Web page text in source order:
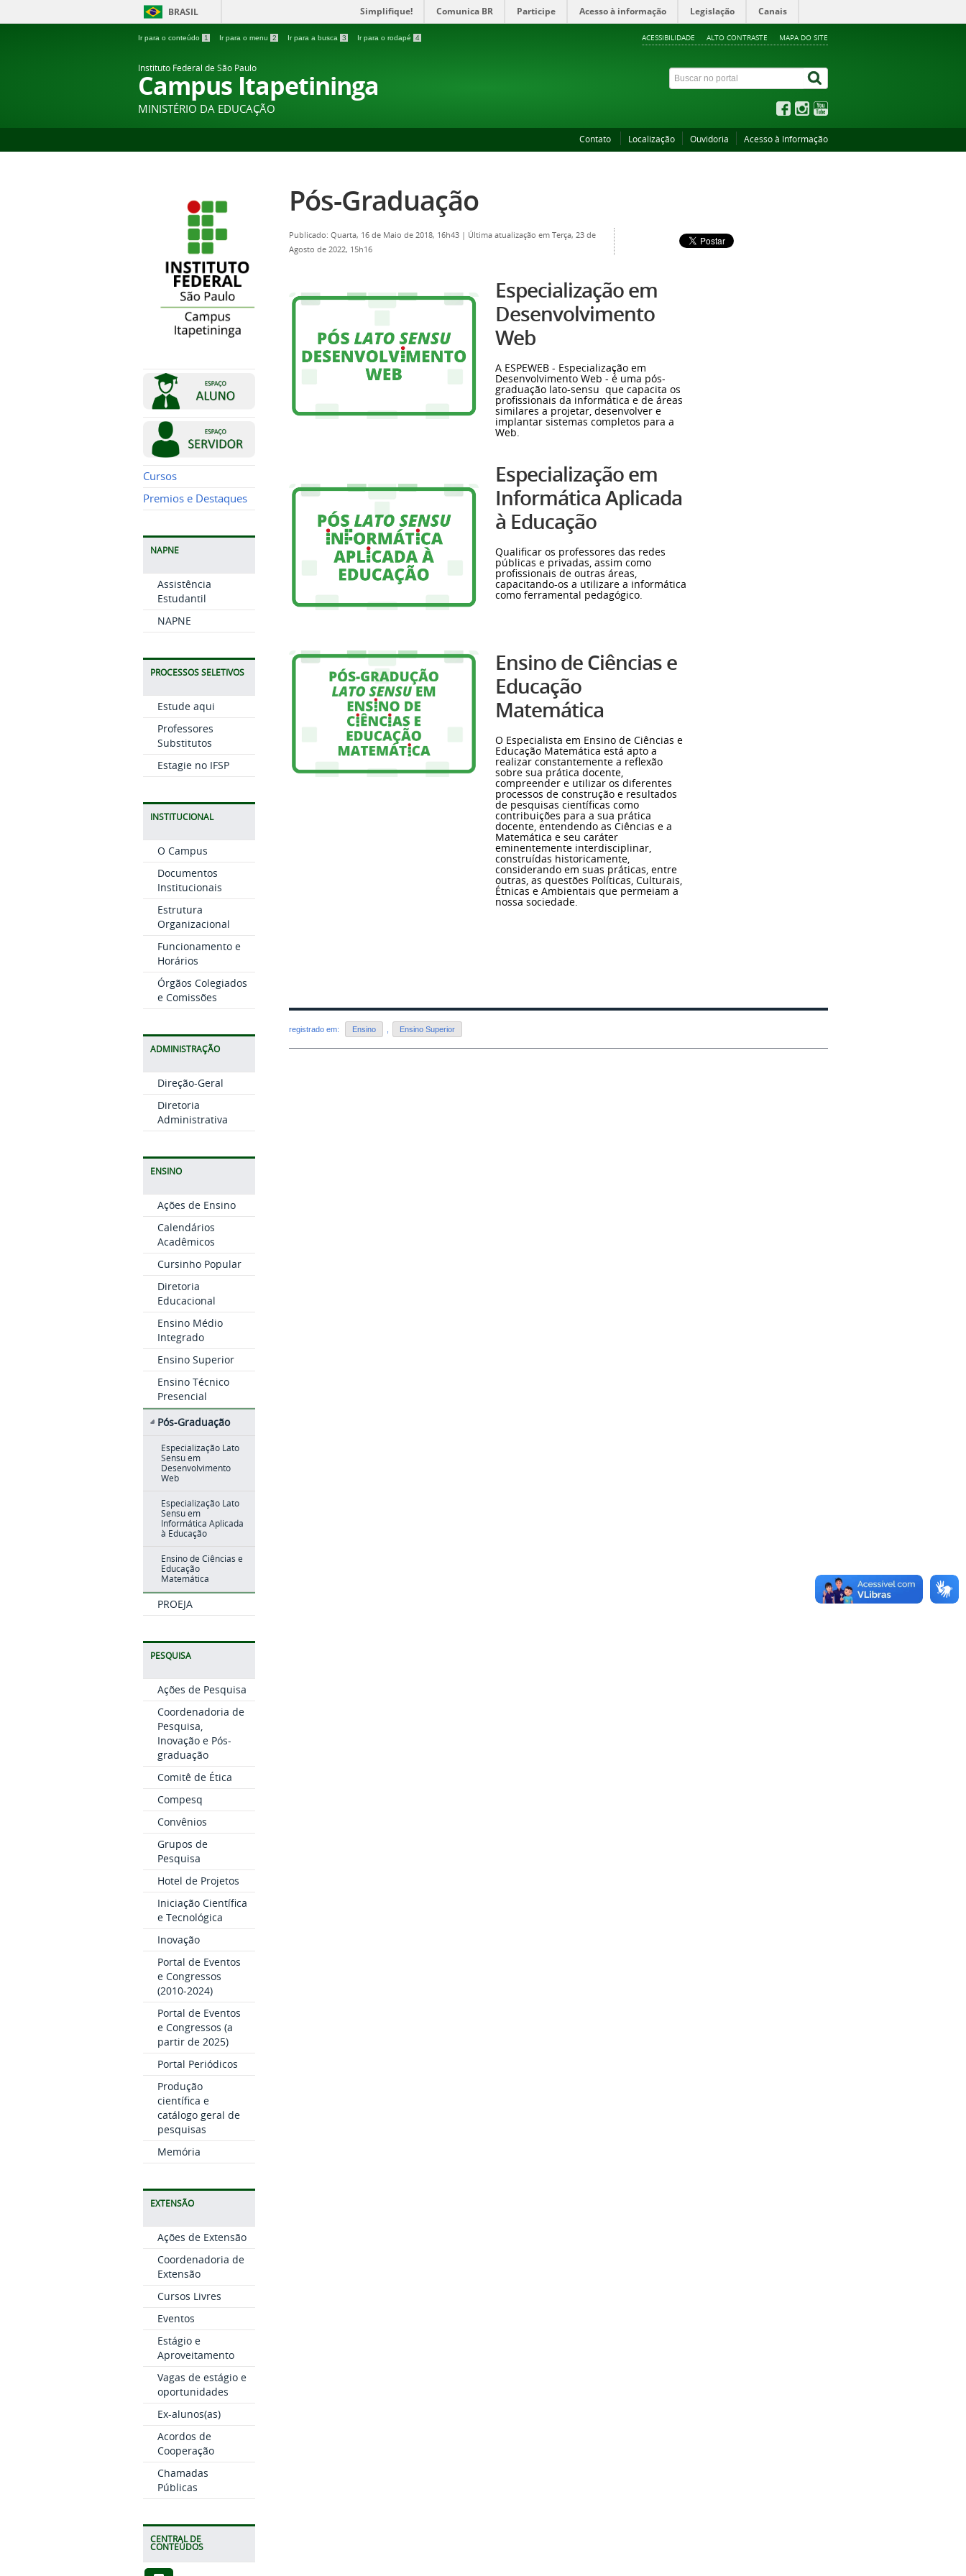
BRASIL Simplifique! Comunica BR Participe Acesso à informação Legislação Canais
Ir para o conteúdo 1 Ir para o menu 2 Ir para a busca 3 Ir para o rodapé 4 ACESSIBILIDADE ALTO CONTRASTE MAPA DO SITE
Instituto Federal de São Paulo
Campus Itapetininga
MINISTÉRIO DA EDUCAÇÃO
Contato Localização Ouvidoria Acesso à Informação
Cursos
Premios e Destaques
NAPNE
Assistência
Estudantil
NAPNE
PROCESSOS SELETIVOS
Estude aqui
Professores
Substitutos
Estagie no IFSP
INSTITUCIONAL
O Campus
Documentos
Institucionais
Estrutura
Organizacional
Funcionamento e
Horários
Órgãos Colegiados
e Comissões
ADMINISTRAÇÃO
Direção-Geral
Diretoria
Administrativa
ENSINO
Ações de Ensino
Calendários
Acadêmicos
Cursinho Popular
Diretoria
Educacional
Ensino Médio
Integrado
Ensino Superior
Ensino Técnico
Presencial
Pós-Graduação
Especialização Lato
Sensu em
Desenvolvimento
Web
Especialização Lato
Sensu em
Informática Aplicada
à Educação
Ensino de Ciências e
Educação
Matemática
PROEJA
PESQUISA
Ações de Pesquisa
Coordenadoria de
Pesquisa,
Inovação e Pós-
graduação
Comitê de Ética
Compesq
Convênios
Grupos de
Pesquisa
Hotel de Projetos
Iniciação Científica
e Tecnológica
Inovação
Portal de Eventos
e Congressos
(2010-2024)
Portal de Eventos
e Congressos (a
partir de 2025)
Portal Periódicos
Produção
científica e
catálogo geral de
pesquisas
Memória
EXTENSÃO
Ações de Extensão
Coordenadoria de
Extensão
Cursos Livres
Eventos
Estágio e
Aproveitamento
Vagas de estágio e
oportunidades
Ex-alunos(as)
Acordos de
Cooperação
Chamadas
Públicas
CENTRAL DE
CONTEÚDOS
Pós-Graduação
Publicado: Quarta, 16 de Maio de 2018, 16h43 | Última atualização em Terça, 23 de
Agosto de 2022, 15h16
Especialização em
Desenvolvimento
Web
A ESPEWEB - Especialização em
Desenvolvimento Web - é uma pós-
graduação lato-sensu que capacita os
profissionais da informática e de áreas
similares a projetar, desenvolver e
implantar sistemas completos para a
Web.
Especialização em
Informática Aplicada
à Educação
Qualificar os professores das redes
públicas e privadas, assim como
profissionais de outras áreas,
capacitando-os a utilizare a informática
como ferramental pedagógico.
Ensino de Ciências e
Educação
Matemática
O Especialista em Ensino de Ciências e
Educação Matemática está apto a
realizar constantemente a reflexão
sobre sua prática docente,
compreender e utilizar os diferentes
processos de construção e resultados
de pesquisas científicas como
contribuições para a sua prática
docente, entendendo as Ciências e a
Matemática e seu caráter
eminentemente interdisciplinar,
construídas historicamente,
considerando em suas práticas, entre
outras, as questões Políticas, Culturais,
Étnicas e Ambientais que permeiam a
nossa sociedade.
registrado em: Ensino Ensino Superior